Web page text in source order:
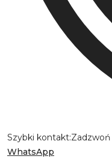
Szybki kontakt:Zadzwoń
WhatsApp